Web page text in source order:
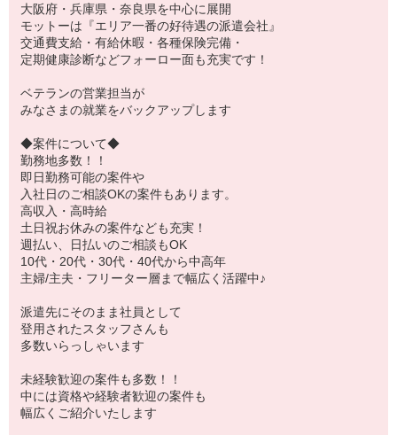
大阪府・兵庫県・奈良県を中心に展開
モットーは『エリア一番の好待遇の派遣会社』
交通費支給・有給休暇・各種保険完備・
定期健康診断などフォーロー面も充実です！
ベテランの営業担当が
みなさまの就業をバックアップします
◆案件について◆
勤務地多数！！
即日勤務可能の案件や
入社日のご相談OKの案件もあります。
高収入・高時給
土日祝お休みの案件なども充実！
週払い、日払いのご相談もOK
10代・20代・30代・40代から中高年
主婦/主夫・フリーター層まで幅広く活躍中♪
派遣先にそのまま社員として
登用されたスタッフさんも
多数いらっしゃいます
未経験歓迎の案件も多数！！
中には資格や経験者歓迎の案件も
幅広くご紹介いたします